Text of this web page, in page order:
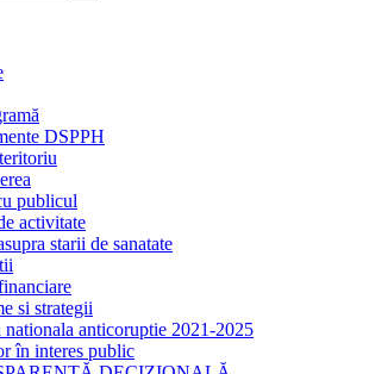
DSPPH
publicul
activitate
starii de sanatate
si strategii
nationala anticoruptie 2021-2025
în interes public